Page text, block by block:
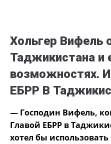
Хольгер Вифель
Таджикистана и
возможностях.
ЕБРР В
— Господин Вифель,
Главой ЕБРР в
хотел бы использовать